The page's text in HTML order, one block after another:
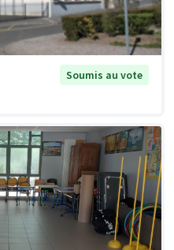
Soumis au vote